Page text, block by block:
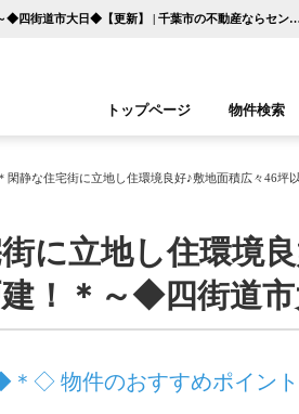
～＊閑静な住宅街に立地し住環境良好♪敷地面積広々46坪以上の新築戸建！＊～◆四街道市大日◆【更新】 | 千葉市の不動産ならセンチュリー21千葉リアルティー
トップページ 物件検索
千葉エリア
閑静な住宅街に立地し住環境良好♪敷地面積広々46
に立地し住環境
建！＊～◆四街道
◇ 物件のおすすめポイン